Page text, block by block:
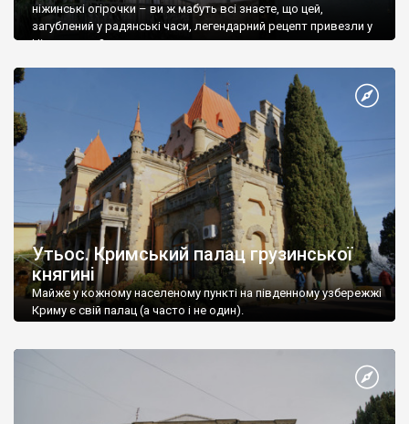
ніжинські огірочки – ви ж мабуть всі знаєте, що цей,
загублений у радянські часи, легендарний рецепт привезли у
Ніжин греки?
Утьос. Кримський палац грузинської
княгині
Майже у кожному населеному пункті на південному узбережжі
Криму є свій палац (а часто і не один).